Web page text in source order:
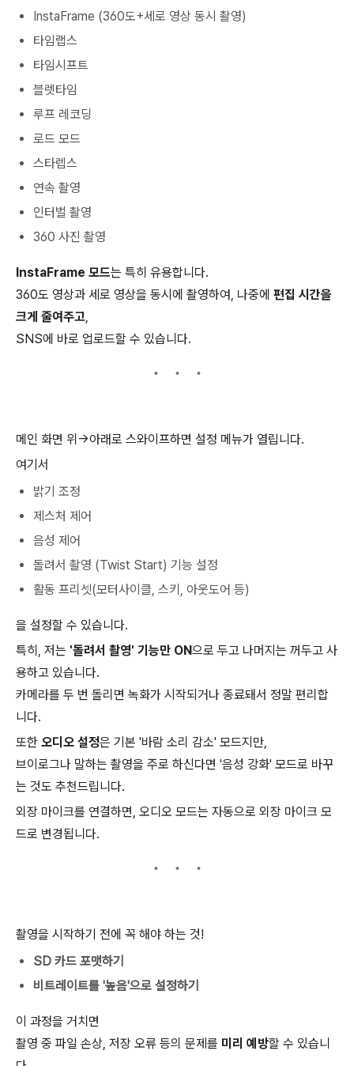
InstaFrame (360도+세로 영상 동시 촬영)
타임랩스
타임시프트
블렛타임
루프 레코딩
로드 모드
스타렙스
연속 촬영
인터벌 촬영
360 사진 촬영
InstaFrame 모드는 특히 유용합니다.
360도 영상과 세로 영상을 동시에 촬영하여, 나중에 편집 시간을
크게 줄여주고,
SNS에 바로 업로드할 수 있습니다.
메인 화면 위→아래로 스와이프하면 설정 메뉴가 열립니다.
여기서
밝기 조정
제스처 제어
음성 제어
돌려서 촬영 (Twist Start) 기능 설정
활동 프리셋(모터사이클, 스키, 아웃도어 등)
을 설정할 수 있습니다.
특히, 저는 '돌려서 촬영' 기능만 ON으로 두고 나머지는 꺼두고 사
용하고 있습니다.
카메라를 두 번 돌리면 녹화가 시작되거나 종료돼서 정말 편리합
니다.
또한 오디오 설정은 기본 '바람 소리 감소' 모드지만,
브이로그나 말하는 촬영을 주로 하신다면 '음성 강화' 모드로 바꾸
는 것도 추천드립니다.
외장 마이크를 연결하면, 오디오 모드는 자동으로 외장 마이크 모
드로 변경됩니다.
촬영을 시작하기 전에 꼭 해야 하는 것!
SD 카드 포맷하기
비트레이트를 '높음'으로 설정하기
이 과정을 거치면
촬영 중 파일 손상, 저장 오류 등의 문제를 미리 예방할 수 있습니